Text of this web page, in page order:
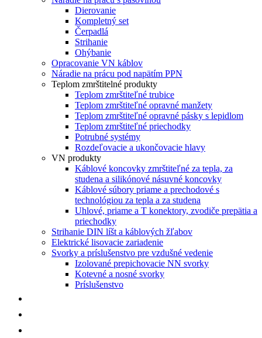
Dierovanie
Kompletný set
Čerpadlá
Strihanie
Ohýbanie
Opracovanie VN káblov
Náradie na prácu pod napätím PPN
Teplom zmrštitelné produkty
Teplom zmrštiteľné trubice
Teplom zmrštiteľné opravné manžety
Teplom zmrštiteľné opravné pásky s lepidlom
Teplom zmrštiteľné priechodky
Potrubné systémy
Rozdeľovacie a ukončovacie hlavy
VN produkty
Káblové koncovky zmrštiteľné za tepla, za
studena a silikónové násuvné koncovky
Káblové súbory priame a prechodové s
technológiou za tepla a za studena
Uhlové, priame a T konektory, zvodiče prepätia a
priechodky
Strihanie DIN líšt a káblových žľabov
Elektrické lisovacie zariadenie
Svorky a príslušenstvo pre vzdušné vedenie
Izolované prepichovacie NN svorky
Kotevné a nosné svorky
Príslušenstvo